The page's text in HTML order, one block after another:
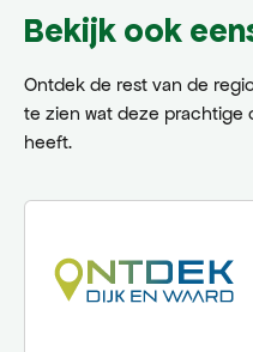
Bekijk ook
Ontdek de rest van de
te zien wat deze
heeft.